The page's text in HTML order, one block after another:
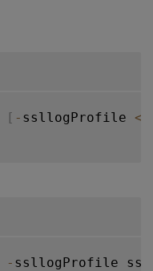
[ - ssllogProfile <
- ssllogProfile